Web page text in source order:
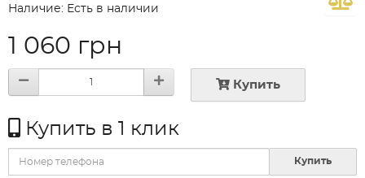
Наличие: Есть в наличии
1 060 грн
Купить
Купить в 1 клик
Купить